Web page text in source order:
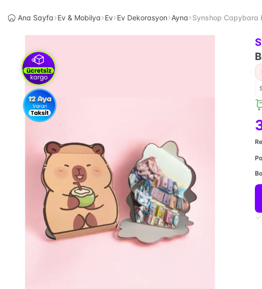
Ana Sayfa Ev & Mobilya Ev Ev Dekorasyon Ayna Synshop Capybara